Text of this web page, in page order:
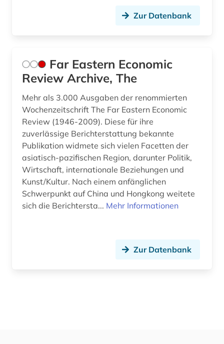
Zur Datenbank
Far Eastern Economic
Review Archive, The
Mehr als 3.000 Ausgaben der renommierten
Wochenzeitschrift The Far Eastern Economic
Review (1946-2009). Diese für ihre
zuverlässige Berichterstattung bekannte
Publikation widmete sich vielen Facetten der
asiatisch-pazifischen Region, darunter Politik,
Wirtschaft, internationale Beziehungen und
Kunst/Kultur. Nach einem anfänglichen
Schwerpunkt auf China und Hongkong weitete
sich die Berichtersta... Mehr Informationen
Zur Datenbank